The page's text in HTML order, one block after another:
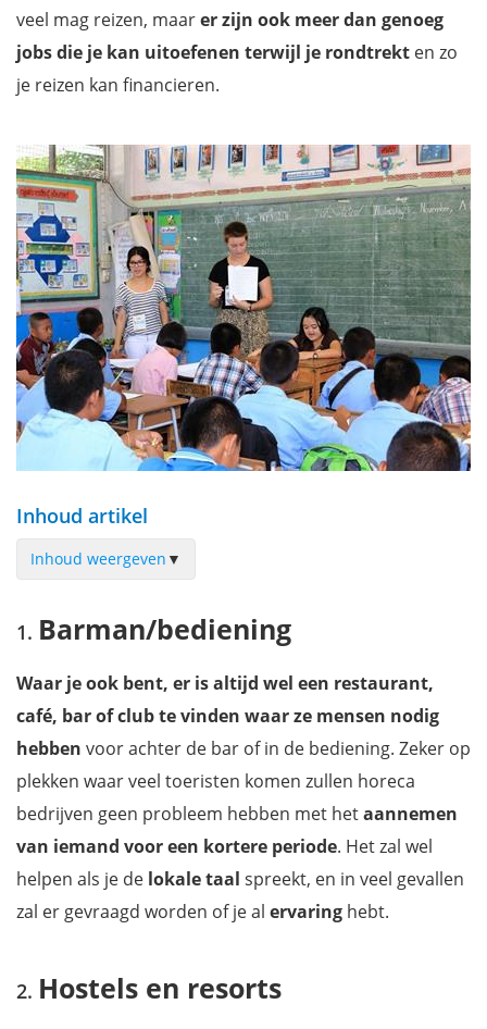
veel mag reizen, maarer zijn ook meer dan genoeg
jobs die je kan uitoefenen terwijl je rondtrekt en zo
je reizen kan financieren.
Inhoud artikel
Inhoud weergeven ▼
Hostels en resorts
Tourgids
Masseur
Docent (Engels)
Au pair
Fotograaf
Schrijver
Barman/bediening
Waar je ook bent, er is altijd wel een restaurant,
café, bar of club te vinden waar ze mensen nodig
hebben voor achter de bar of in de bediening. Zeker op
plekken waar veel toeristen komen zullen horeca
bedrijven geen probleem hebben met hetaannemen
van iemand voor een kortere periode. Het zal wel
helpen als je de lokale taal spreekt, en in veel gevallen
zal er gevraagd worden of je al ervaring hebt.
Hostels en resorts